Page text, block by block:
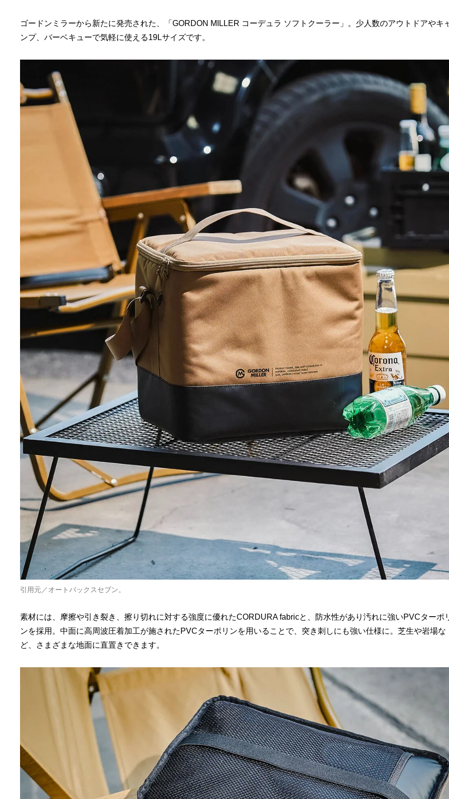
ゴードンミラーから新たに発売された、「GORDON MILLER コーデュラ ソフトクーラー」。少人数のアウトドアやキ
ンプ、バーベキューで気軽に使える19Lサイズです。
引用元／オートバックスセブン。
素材には、摩擦や引き裂き、擦り切れに対する強度に優れたCORDURA fabricと、防水性があり汚れに強いPVCターポ
ンを採用。中面に高周波圧着加工が施されたPVCターポリンを用いることで、突き刺しにも強い仕様に。芝生や岩場な
ど、さまざまな地面に直置きできます。